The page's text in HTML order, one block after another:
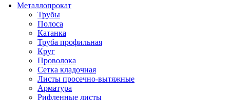
Металлопрокат
Трубы
Полоса
Катанка
Труба профильная
Круг
Проволока
Сетка кладочная
Листы просечно-вытяжные
Арматура
Рифленные листы